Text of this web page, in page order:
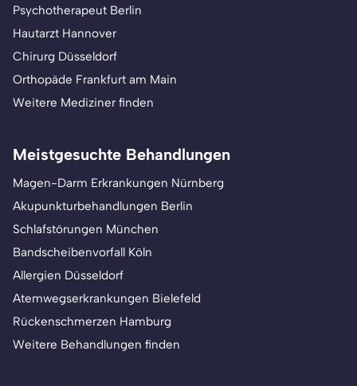
Psychotherapeut Berlin
Hautarzt Hannover
Chirurg Düsseldorf
Orthopäde Frankfurt am Main
Weitere Mediziner finden
Meistgesuchte Behandlungen
Magen-Darm Erkrankungen Nürnberg
Akupunkturbehandlungen Berlin
Schlafstörungen München
Bandscheibenvorfall Köln
Allergien Düsseldorf
Atemwegserkrankungen Bielefeld
Rückenschmerzen Hamburg
Weitere Behandlungen finden